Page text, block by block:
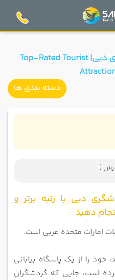
برترین جاذبه های گردشگری دبی| Top-Rated Tourist
دسته بندی ها
]
دبی با رتبه برتر و
دهید
امارات متحده عربی است.
خود را از یک پاسگاه بیابانی
است، جایی که گردشگران